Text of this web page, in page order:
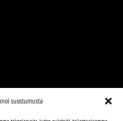
suostumusta